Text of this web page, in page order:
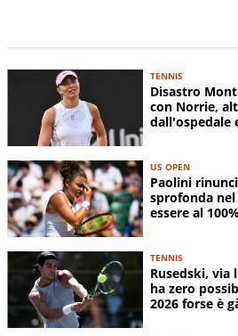
TENNIS
Disastro
con Norrie,
dall'ospedale
US OPEN
Paolini
sprofonda
essere al
TENNIS
Rusedski, via
ha zero
2026 forse è